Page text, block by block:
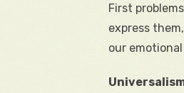
First
express
our emotional